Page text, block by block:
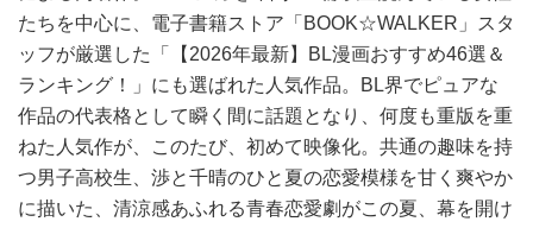
たちを中心に、電子書籍ストア「BOOK☆WALKER」スタ
ッフが厳選した「【2026年最新】BL漫画おすすめ46選＆
ランキング！」にも選ばれた人気作品。BL界でピュアな
作品の代表格として瞬く間に話題となり、何度も重版を重
ねた人気作が、このたび、初めて映像化。共通の趣味を持
つ男子高校生、渉と千晴のひと夏の恋愛模様を甘く爽やか
に描いた、清涼感あふれる青春恋愛劇がこの夏、幕を開け